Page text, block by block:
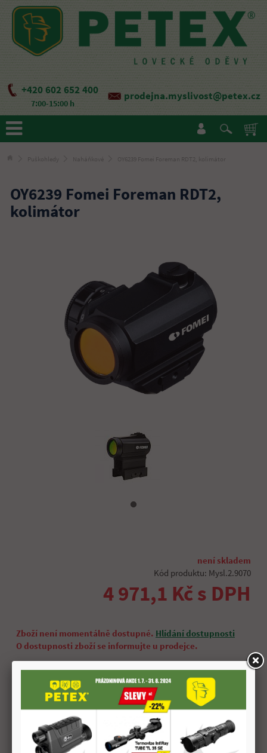
+420 602 652 400
7:00-15:00 h
prodejna.myslivost@petex.cz
Puškohledy Naháňkové OY6239 Fomei Foreman RDT2, kolimátor
OY6239 Fomei Foreman RDT2,
kolimátor
není skladem
Kód produktu: Mysl.2.9070
4 971,1 Kč s DPH
Zboží není momentálně dostupné. Hlídání dostupnosti
O dostupnosti zboží se informujte u prodejce.
Rychlý dotaz na prodejce Hlídání dostupnosti
sdílet